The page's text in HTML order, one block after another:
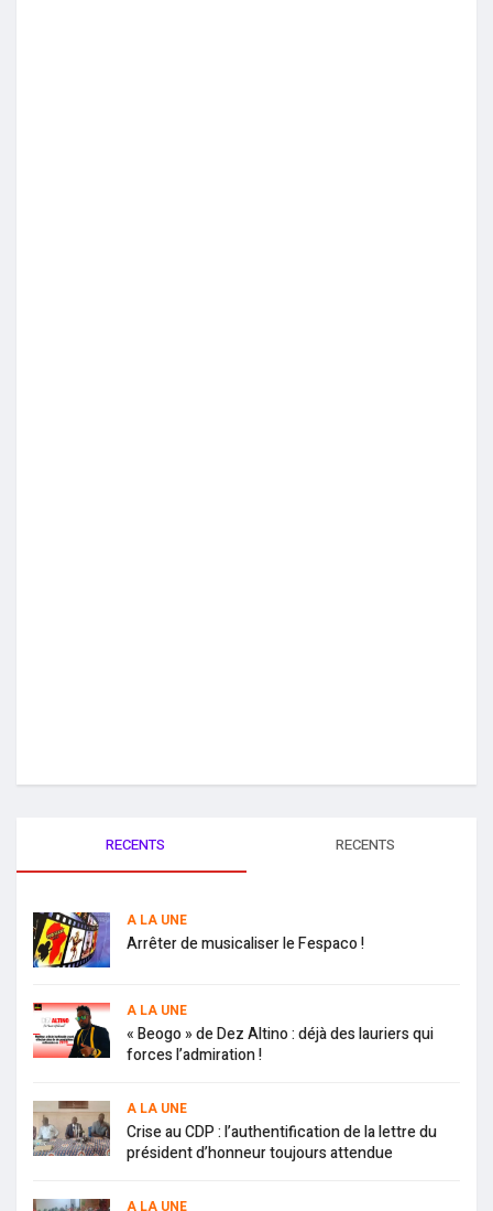
RECENTS RECENTS
A LA UNE
Arrêter de musicaliser le Fespaco !
A LA UNE
« Beogo » de Dez Altino : déjà des lauriers qui
forces l’admiration !
A LA UNE
Crise au CDP : l’authentification de la lettre du
président d’honneur toujours attendue
A LA UNE